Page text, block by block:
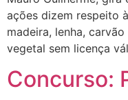
ações dizem respeito
madeira, lenha,
vegetal sem licença
Concurso: